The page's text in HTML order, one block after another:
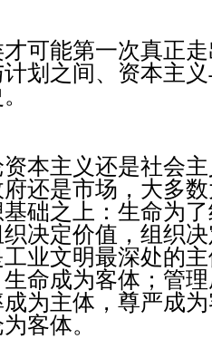
可能第一次真正
划之间、资本主
本主义还是社会
还是市场，大多
础之上：生命为
决定价值，组织
工业文明最深处的
命成为客体；管
为主体，尊严成
客体。